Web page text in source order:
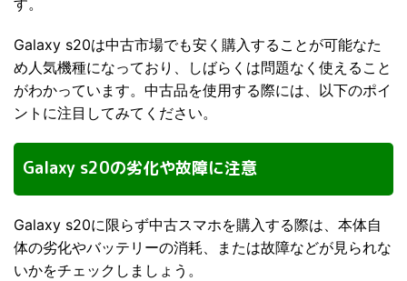
す。
Galaxy s20は中古市場でも安く購入することが可能なた
め人気機種になっており、しばらくは問題なく使えること
がわかっています。中古品を使用する際には、以下のポイ
ントに注目してみてください。
Galaxy s20の劣化や故障に注意
Galaxy s20に限らず中古スマホを購入する際は、本体自
体の劣化やバッテリーの消耗、または故障などが見られな
いかをチェックしましょう。